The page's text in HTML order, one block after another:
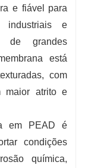
e fiável para
industriais e
de grandes
está
com
maior atrito e
em PEAD é
condições
química,